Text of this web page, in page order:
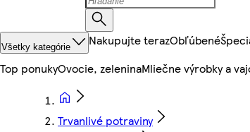
Všetky kategórie Nakupujte terazObľúbené
Top ponukyOvocie, zeleninaMliečne výrobky a
Trvanlivé potraviny